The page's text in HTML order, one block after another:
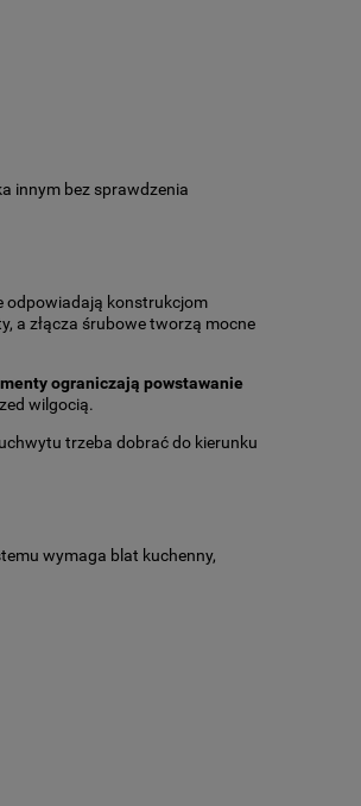
innym bez sprawdzenia
odpowiadają konstrukcjom
a złącza śrubowe tworzą mocne
ograniczają powstawanie
wilgocią.
trzeba dobrać do kierunku
wymaga blat kuchenny,